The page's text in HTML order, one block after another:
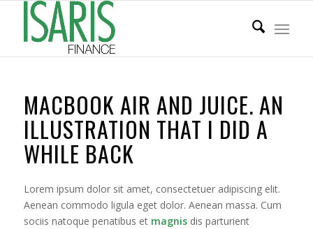
MACBOOK AIR AND JUICE. AN
ILLUSTRATION THAT I DID A
WHILE BACK
Lorem ipsum dolor sit amet, consectetuer adipiscing elit.
Aenean commodo ligula eget dolor. Aenean massa. Cum
sociis natoque penatibus et magnisdis parturient